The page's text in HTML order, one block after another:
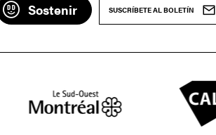
Sostenir SUSCRÍBETE AL BOLETÍN